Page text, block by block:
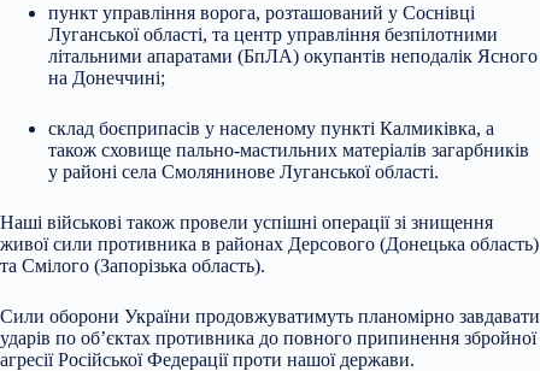
пункт управління ворога, розташований у Соснівці
Луганської області, та центр управління безпілотними
літальними апаратами (БпЛА) окупантів неподалік Ясного
на Донеччині;
склад боєприпасів у населеному пункті Калмиківка, а
також сховище пально-мастильних матеріалів загарбників
у районі села Смолянинове Луганської області.
Наші військові також провели успішні операції зі знищення
живої сили противника в районах Дерсового (Донецька область)
та Смілого (Запорізька область).
Сили оборони України продовжуватимуть планомірно завдавати
ударів по об’єктах противника до повного припинення збройної
агресії Російської Федерації проти нашої держави.